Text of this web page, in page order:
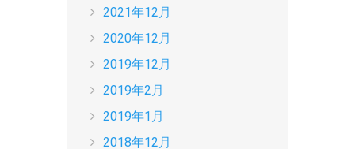
2021年12月
2020年12月
2019年12月
2019年2月
2019年1月
2018年12月